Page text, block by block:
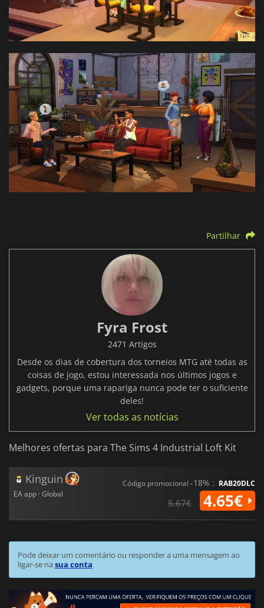
Partilhar
Fyra Frost
2471 Artigos
Desde os dias de cobertura dos torneios MTG até todas as
coisas de jogo, estou interessada nos últimos jogos e
gadgets, porque uma rapariga nunca pode ter o suficiente
deles!
Ver todas as notícias
Melhores ofertas para The Sims 4 Industrial Loft Kit
Kinguin
EA app · Global
Código promocional -18% : RAB20DLC
5.67€ 4.65€
Pode deixar um comentário ou responder a uma mensagem ao
ligar-se nasua conta